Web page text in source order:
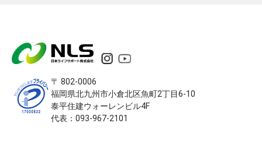
〒 802-0006
福岡県北九州市小倉北区魚町2丁目6-10
泰平住建ウォーレンビル4F
代表：093-967-2101